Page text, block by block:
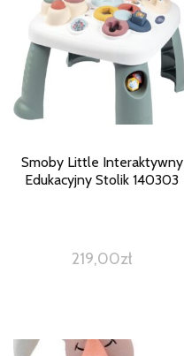
Smoby Little Interaktywny
Edukacyjny Stolik 140303
219,00zł